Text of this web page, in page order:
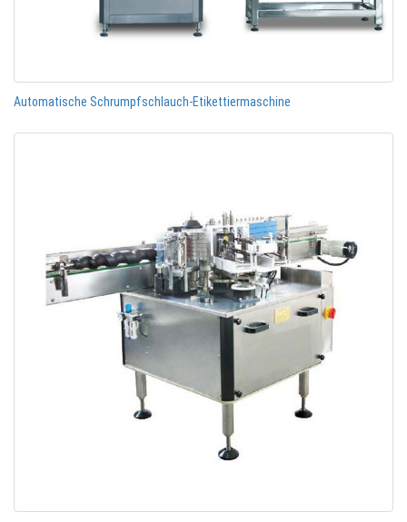
Automatische Schrumpfschlauch-Etikettiermaschine